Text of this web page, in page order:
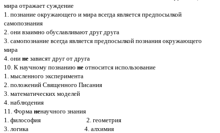
мира отражает суждение
1. познание окружающего и мира всегда является предпосылкой
самопознания
2. они взаимно обуславливают друг друга
3. самопознание всегда является предпосылкой познания окружающего
мира
4. они не зависят друг от друга
10. К научному познанию не относится использование
1. мысленного эксперимента
2. положений Священного Писания
3. математических моделей
4. наблюдения
11. Форма ненаучного знания
1. философия 2. геометрия
3. логика 4. алхимия